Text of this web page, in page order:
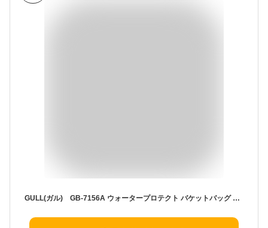
GULL(ガル) GB-7156A ウォータープロテクト バケットバッグ 防水バッグ ウォータープルーフ ダイビング Water Protect Bucket Bag カバン プール 海水浴 スノーケリング Snorkeling Diving